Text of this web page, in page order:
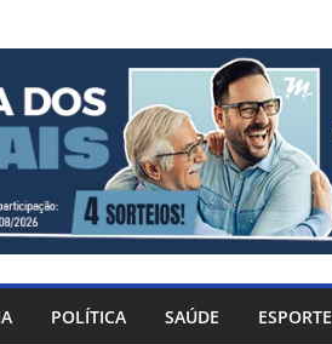
POLÍTICA SAÚDE ESPORTE